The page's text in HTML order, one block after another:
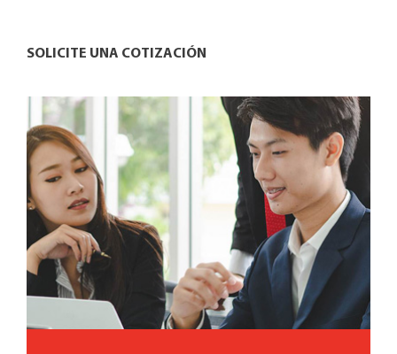
SOLICITE UNA COTIZACIÓN